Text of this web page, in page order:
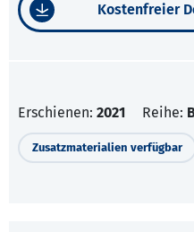
Kostenfreier
Erschienen: 2021 Reihe:
Zusatzmaterialien verfügbar